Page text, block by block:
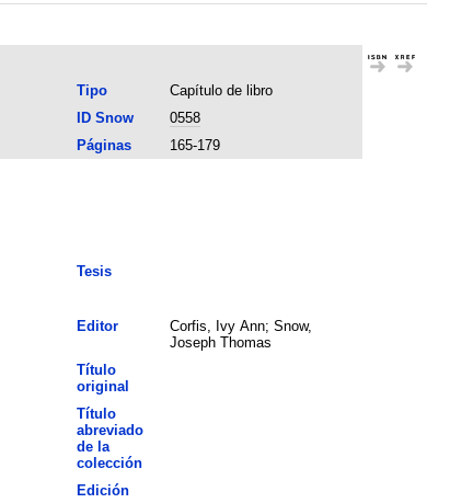
Tipo
Capítulo de libro
ID Snow
0558
Páginas
165-179
Tesis
Editor
Corfis, Ivy Ann; Snow,
Joseph Thomas
Título
original
Título
abreviado
de la
colección
Edición